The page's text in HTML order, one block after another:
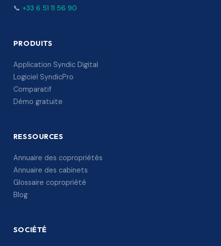
📞 +33 6 51 11 56 90
PRODUITS
Application Syndic Digital
Logiciel SyndicPro
Comparatif
Démo gratuite
RESSOURCES
Annuaire des copropriétés
Annuaire des cabinets
Glossaire copropriété
Blog
SOCIÉTÉ